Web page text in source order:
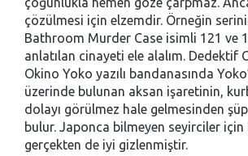
çözülmesi için elzemdir. Örneğin
Bathroom Murder Case isimli 121 ve
anlatılan cinayeti ele alalım. Dedektif
Okino Yoko yazılı bandanasında
üzerinde bulunan aksan işaretinin,
dolayı görülmez hale gelmesinden
bulur. Japonca bilmeyen seyirciler için
gerçekten de iyi gizlenmiştir.